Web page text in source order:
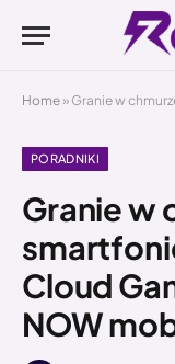
Home » Granie w chmurze na
PORADNIKI
Granie w
Cloud
NOW